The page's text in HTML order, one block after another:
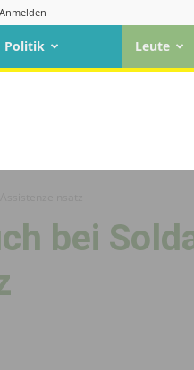
Anmelden
Politik Leute
bei